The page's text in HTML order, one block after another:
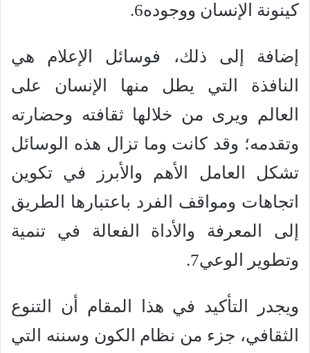
كينونة الإنسان ووجوده6.
إضافة إلى ذلك، فوسائل الإعلام هي
النافذة التي يطل منها الإنسان على
العالم ويرى من خلالها ثقافته وحضارته
وتقدمه؛ وقد كانت وما تزال هذه الوسائل
تشكل العامل الأهم والأبرز في تكوين
اتجاهات ومواقف الفرد باعتبارها الطريق
إلى المعرفة والأداة الفعالة في تنمية
وتطوير الوعي7.
ويجدر التأكيد في هذا المقام أن التنوع
الثقافي، جزء من نظام الكون وسننه التي